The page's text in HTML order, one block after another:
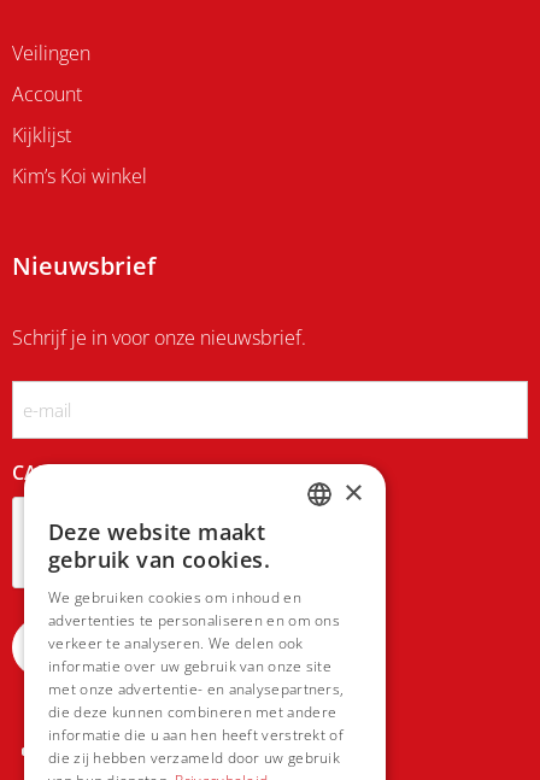
Veilingen
Account
Kijklijst
Kim’s Koi winkel
Nieuwsbrief
Schrijf je in voor onze nieuwsbrief.
CAPTCHA ×
Deze website maakt
gebruik van cookies.
We gebruiken cookies om inhoud en
advertenties te personaliseren en om ons
verkeer te analyseren. We delen ook
informatie over uw gebruik van onze site
met onze advertentie- en analysepartners,
die deze kunnen combineren met andere
informatie die u aan hen heeft verstrekt of
die zij hebben verzameld door uw gebruik